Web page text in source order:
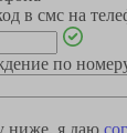
в смс на
по